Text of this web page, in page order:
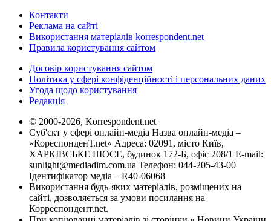
Контакти
Реклама на сайті
Використання матеріалів korrespondent.net
Правила користування сайтом
Договір користування сайтом
Політика у сфері конфіденційності і персональних даних
Угода щодо користування
Редакція
© 2000-2026, Korrespondent.net
Суб'єкт у сфері онлайн-медіа Назва онлайн-медіа –
«КореспонденТ.net» Адреса: 02091, місто Київ,
ХАРКІВСЬКЕ ШОСЕ, будинок 172-Б, офіс 208/1 E-mail:
sunlight@mediadim.com.ua Телефон: 044-205-43-00
Ідентифікатор медіа – R40-06068
Використання будь-яких матеріалів, розміщених на
сайті, дозволяється за умови посилання на
Корреспондент.net.